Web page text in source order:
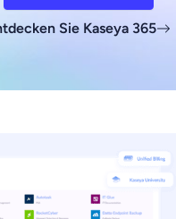
Sie Kaseya 365